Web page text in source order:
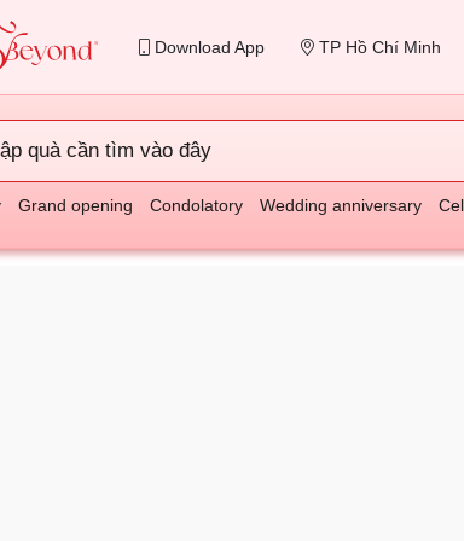
Download App TP Hồ Chí Minh
quà cần tìm vào đây
Grand opening Condolatory Wedding anniversary